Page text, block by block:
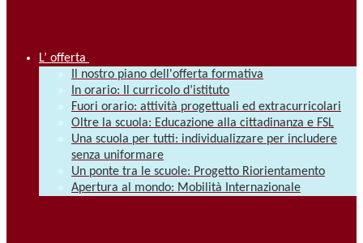
L’ offerta
Il nostro piano dell'offerta formativa
In orario: Il curricolo d’istituto
Fuori orario: attività progettuali ed extracurricolari
Oltre la scuola: Educazione alla cittadinanza e FSL
Una scuola per tutti: individualizzare per includere
senza uniformare
Un ponte tra le scuole: Progetto Riorientamento
Apertura al mondo: Mobilità Internazionale